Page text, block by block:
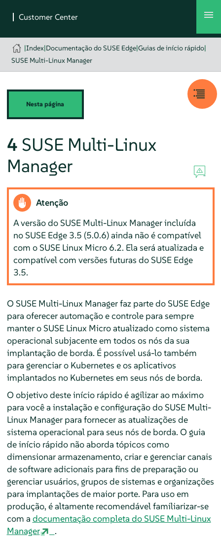
|Index|Documentação do SUSE Edge|Guias de início rápido|
SUSE Multi-Linux Manager
Nesta página
4 SUSE Multi-Linux
Manager
Atenção
A versão do SUSE Multi-Linux Manager incluída
no SUSE Edge 3.5 (5.0.6) ainda não é compatível
com o SUSE Linux Micro 6.2. Ela será atualizada e
compatível com versões futuras do SUSE Edge
3.5.
O SUSE Multi-Linux Manager faz parte do SUSE Edge
para oferecer automação e controle para sempre
manter o SUSE Linux Micro atualizado como sistema
operacional subjacente em todos os nós da sua
implantação de borda. É possível usá-lo também
para gerenciar o Kubernetes e os aplicativos
implantados no Kubernetes em seus nós de borda.
O objetivo deste início rápido é agilizar ao máximo
para você a instalação e configuração do SUSE Multi-
Linux Manager para fornecer as atualizações de
sistema operacional para seus nós de borda. O guia
de início rápido não aborda tópicos como
dimensionar armazenamento, criar e gerenciar canais
de software adicionais para fins de preparação ou
gerenciar usuários, grupos de sistemas e organizações
para implantações de maior porte. Para uso em
produção, é altamente recomendável familiarizar-se
com a documentação completa do SUSE Multi-Linux
Manager
.